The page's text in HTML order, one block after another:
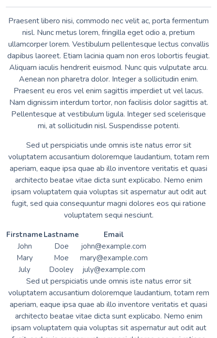
Praesent libero nisi, commodo nec velit ac, porta fermentum
nisl. Nunc metus lorem, fringilla eget odio a, pretium
ullamcorper lorem. Vestibulum pellentesque lectus convallis
dapibus laoreet. Etiam lacinia quam non eros lobortis feugiat.
Aliquam iaculis hendrerit euismod. Nunc quis vulputate arcu.
Aenean non pharetra dolor. Integer a sollicitudin enim.
Praesent eu eros vel enim sagittis imperdiet ut vel lacus.
Nam dignissim interdum tortor, non facilisis dolor sagittis at.
Pellentesque at vestibulum ligula. Integer sed scelerisque
mi, at sollicitudin nisl. Suspendisse potenti.
Sed ut perspiciatis unde omnis iste natus error sit
voluptatem accusantium doloremque laudantium, totam rem
aperiam, eaque ipsa quae ab illo inventore veritatis et quasi
architecto beatae vitae dicta sunt explicabo. Nemo enim
ipsam voluptatem quia voluptas sit aspernatur aut odit aut
fugit, sed quia consequuntur magni dolores eos qui ratione
voluptatem sequi nesciunt.
Firstname Lastname
Email
John
Doe
john@example.com
Mary
Moe
mary@example.com
July
Dooley july@example.com
Sed ut perspiciatis unde omnis iste natus error sit
voluptatem accusantium doloremque laudantium, totam rem
aperiam, eaque ipsa quae ab illo inventore veritatis et quasi
architecto beatae vitae dicta sunt explicabo. Nemo enim
ipsam voluptatem quia voluptas sit aspernatur aut odit aut